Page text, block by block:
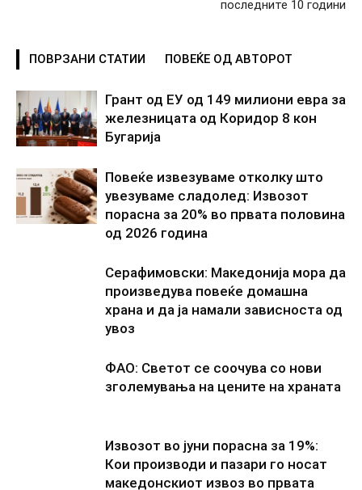
последните 10 години
ПОВРЗАНИ СТАТИИ ПОВЕЌЕ ОД АВТОРОТ
Грант од ЕУ од 149 милиони евра за
железницата од Коридор 8 кон
Бугарија
Повеќе извезуваме отколку што
увезуваме сладолед: Извозот
порасна за 20% во првата половина
од 2026 година
Серафимовски: Македонија мора да
произведува повеќе домашна
храна и да ја намали зависноста од
увоз
ФАО: Светот се соочува со нови
зголемувања на цените на храната
Извозот во јуни порасна за 19%:
Кои производи и пазари го носат
македонскиот извоз во првата